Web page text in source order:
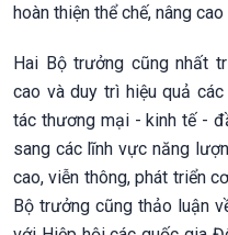
hoàn thiện thể chế, nâng
Hai Bộ trưởng cũng nhất
cao và duy trì hiệu quả
tác thương mại - kinh tế -
sang các lĩnh vực năng
cao, viễn thông, phát triển
Bộ trưởng cũng thảo luận